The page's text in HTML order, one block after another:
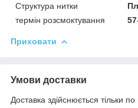
Структура нитки
термін розсмоктування
Приховати
Умови доставки
Доставка здійснюється тільки по